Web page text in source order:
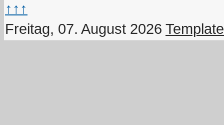
↑↑↑
Freitag, 07. August 2026